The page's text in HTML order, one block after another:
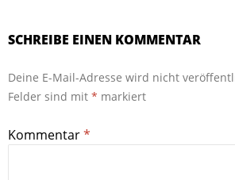
SCHREIBE EINEN KOMMENTAR
Deine E-Mail-Adresse wird nicht
Felder sind mit * markiert
Kommentar*